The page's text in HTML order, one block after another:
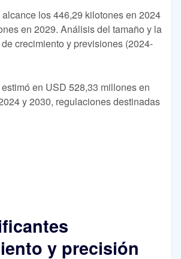
los 446,29 kilotones en 2024
en 2029. Análisis del tamaño y la
crecimiento y previsiones (2024-
en USD 528,33 millones en
y 2030, regulaciones destinadas
y precisión